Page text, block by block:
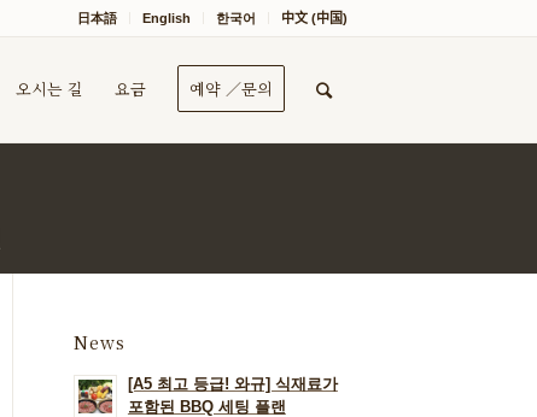
日本語 English 한국어 中文 (中国)
오시는 길 요금 예약 ／문의
News
[A5 최고 등급! 와규] 식재료가
포함된 BBQ 세팅 플랜